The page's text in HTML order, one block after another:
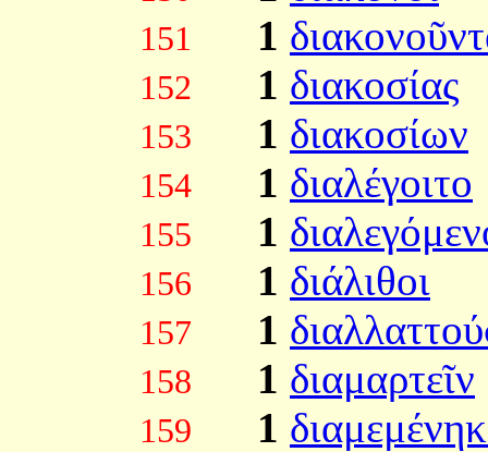
151 1
152 1 διακοσίας
153 1 διακοσίων
154 1 διαλέγοιτο
155 1
156 1 διάλιθοι
157 1
158 1 διαμαρτεῖν
159 1